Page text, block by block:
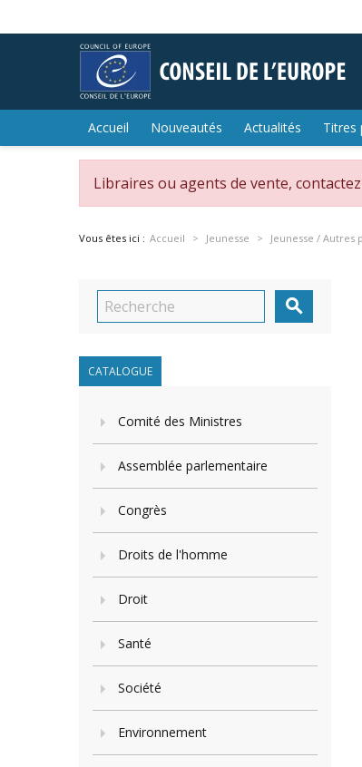
Accueil Nouveautés Actualités Titres
Libraires ou agents de vente,
Vous êtes ici : Accueil Jeunesse Jeunesse / Autres

CATALOGUE
Comité des Ministres
Assemblée parlementaire
Congrès
Droits de l'homme
Droit
Santé
Société
Environnement